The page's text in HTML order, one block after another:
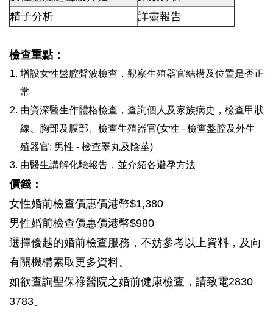
精子分析
詳盡報告
檢查重點：
增設女性盤腔聲波檢查，觀察生殖器官結構及位置是否正
常
由資深醫生作體格檢查，查詢個人及家族病史，檢查甲狀
線、胸部及腹部、檢查生殖器官(女性 - 檢查盤腔及外生
殖器官; 男性 - 檢查睪丸及陰莖)
由醫生講解化驗報告，並介紹各避孕方法
價錢：
女性婚前檢查價惠價港幣$1,380
男性婚前檢查價惠價港幣$980
選擇優越的婚前檢查服務，不妨參考以上資料，及向
有關機構索取更多資料。
如欲查詢聖保祿醫院之婚前健康檢查，請致電2830
3783。